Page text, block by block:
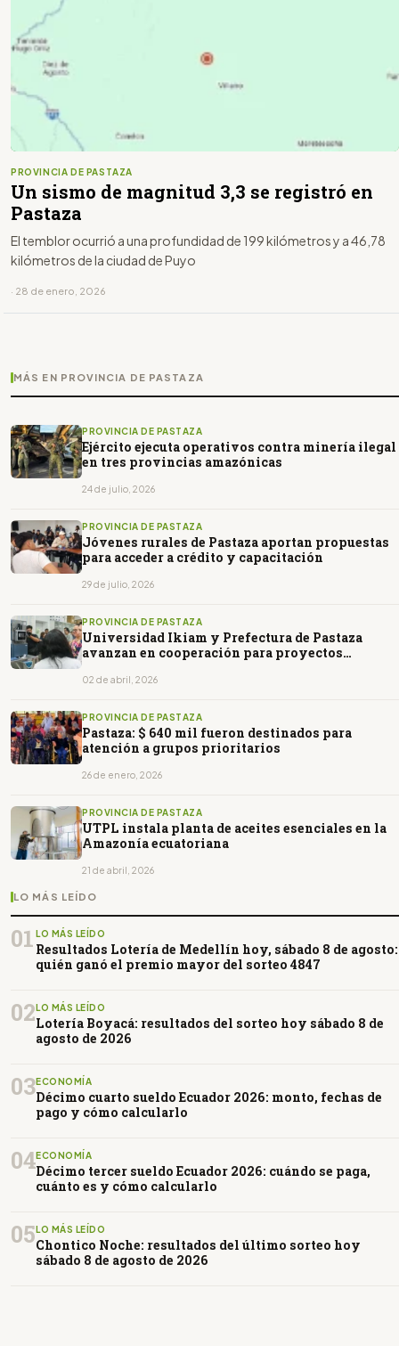
PROVINCIA DE PASTAZA
Un sismo de magnitud 3,3 se registró en
Pastaza
El temblor ocurrió a una profundidad de 199 kilómetros y a 46,78
kilómetros de la ciudad de Puyo
· 28 de enero, 2026
MÁS EN PROVINCIA DE PASTAZA
PROVINCIA DE PASTAZA
Ejército ejecuta operativos contra minería ilegal
en tres provincias amazónicas
24 de julio, 2026
PROVINCIA DE PASTAZA
Jóvenes rurales de Pastaza aportan propuestas
para acceder a crédito y capacitación
29 de julio, 2026
PROVINCIA DE PASTAZA
Universidad Ikiam y Prefectura de Pastaza
avanzan en cooperación para proyectos
02 de abril, 2026
PROVINCIA DE PASTAZA
Pastaza: $ 640 mil fueron destinados para
atención a grupos prioritarios
26 de enero, 2026
PROVINCIA DE PASTAZA
UTPL instala planta de aceites esenciales en la
Amazonía ecuatoriana
21 de abril, 2026
LO MÁS LEÍDO
01 LO MÁS LEÍDO
Resultados Lotería de Medellín hoy, sábado 8 de agosto:
quién ganó el premio mayor del sorteo 4847
02 LO MÁS LEÍDO
Lotería Boyacá: resultados del sorteo hoy sábado 8 de
agosto de 2026
03ECONOMÍA
Décimo cuarto sueldo Ecuador 2026: monto, fechas de
pago y cómo calcularlo
04ECONOMÍA
Décimo tercer sueldo Ecuador 2026: cuándo se paga,
cuánto es y cómo calcularlo
05 LO MÁS LEÍDO
Chontico Noche: resultados del último sorteo hoy
sábado 8 de agosto de 2026